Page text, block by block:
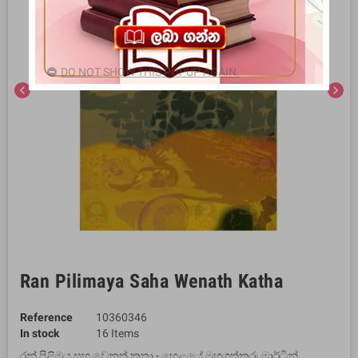
chevron_left chevron_right
Ran Pilimaya Saha Wenath Katha
Reference
10360346
In stock
16 Items
DO NOT SHOW THIS POPUP AGAIN.